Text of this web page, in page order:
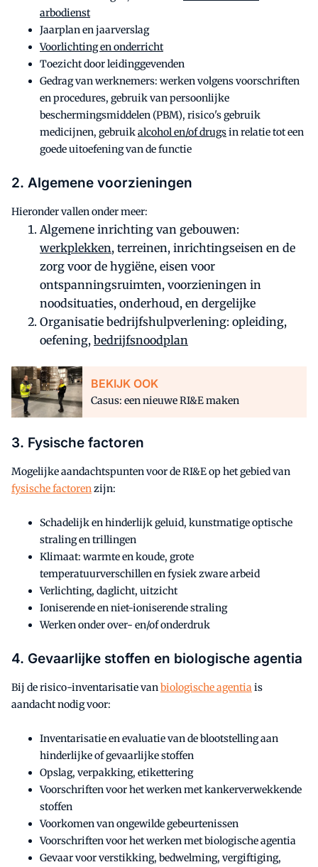
arbodienst
Jaarplan en jaarverslag
Voorlichting en onderricht
Toezicht door leidinggevenden
Gedrag van werknemers: werken volgens voorschriften
en procedures, gebruik van persoonlijke
beschermingsmiddelen (PBM), risico's gebruik
medicijnen, gebruikalcohol en/of drugsin relatie tot een
goede uitoefening van de functie
2. Algemene voorzieningen
Hieronder vallen onder meer:
Algemene inrichting van gebouwen:
werkplekken, terreinen, inrichtingseisen en de
zorg voor de hygiëne, eisen voor
ontspanningsruimten, voorzieningen in
noodsituaties, onderhoud, en dergelijke
Organisatie bedrijfshulpverlening: opleiding,
oefening, bedrijfsnoodplan
BEKIJK OOK
Casus: een nieuwe RI&E maken
3. Fysische factoren
Mogelijke aandachtspunten voor de RI&E op het gebied van
fysische factorenzijn:
Schadelijk en hinderlijk geluid, kunstmatige optische
straling en trillingen
Klimaat: warmte en koude, grote
temperatuurverschillen en fysiek zware arbeid
Verlichting, daglicht, uitzicht
Ioniserende en niet-ioniserende straling
Werken onder over- en/of onderdruk
4. Gevaarlijke stoffen en biologische agentia
Bij de risico-inventarisatie vanbiologische agentiais
aandacht nodig voor:
Inventarisatie en evaluatie van de blootstelling aan
hinderlijke of gevaarlijke stoffen
Opslag, verpakking, etikettering
Voorschriften voor het werken met kankerverwekkende
stoffen
Voorkomen van ongewilde gebeurtenissen
Voorschriften voor het werken met biologische agentia
Gevaar voor verstikking, bedwelming, vergiftiging,